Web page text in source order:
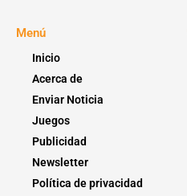
Menú
Inicio
Acerca de
Enviar Noticia
Juegos
Publicidad
Newsletter
Política de privacidad